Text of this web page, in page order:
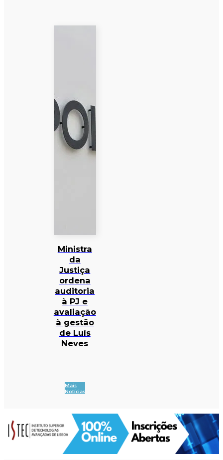
Ministra
da
Justiça
ordena
auditoria
à PJ e
avaliação
à gestão
de Luís
Neves
Mais
Notícias